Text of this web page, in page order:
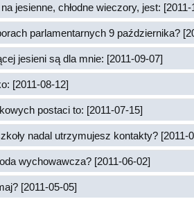
jesienne, chłodne wieczory, jest: [2011-
parlamentarnych 9 października?
jesieni są dla mnie: [2011-09-07]
[2011-08-12]
postaci to: [2011-07-15]
nadal utrzymujesz kontakty? [2011-
wychowawcza? [2011-06-02]
[2011-05-05]